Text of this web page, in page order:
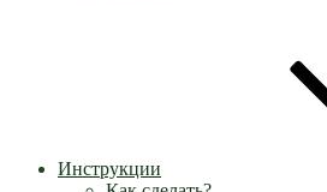
Инструкции